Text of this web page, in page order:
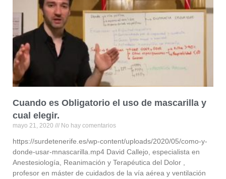
Cuando es Obligatorio el uso de mascarilla y
cual elegir.
mayo 21, 2020 No hay comentarios
https://surdetenerife.es/wp-content/uploads/2020/05/como-y-
donde-usar-mnascarilla.mp4 David Callejo, especialista en
Anestesiología, Reanimación y Terapéutica del Dolor ,
profesor en máster de cuidados de la vía aérea y ventilación